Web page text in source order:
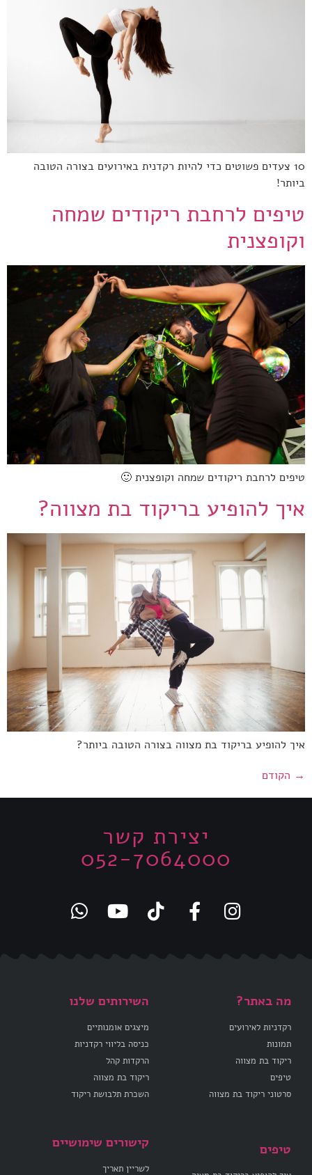
10 צעדים פשוטים כדי להיות רקדנית באירועים בצורה הטובה
ביותר!
טיפים לרחבת ריקודים שמחה
וקופצנית
טיפים לרחבת ריקודים שמחה וקופצנית 🙂
איך להופיע בריקוד בת מצווה?
איך להופיע בריקוד בת מצווה בצורה הטובה ביותר?
→ הקודם
יצירת קשר
052-7064000
מה באתר?
רקדניות לאירועים
תמונות
ריקוד בת מצווה
טיפים
סרטוני ריקוד בת מצווה
השירותים שלנו
מיצגים אומנותיים
כניסה בליווי רקדניות
הרקדות קהל
ריקוד בת מצווה
השכרת תלבושת ריקוד
טיפים קישורים שימושיים
לשריין תאריך